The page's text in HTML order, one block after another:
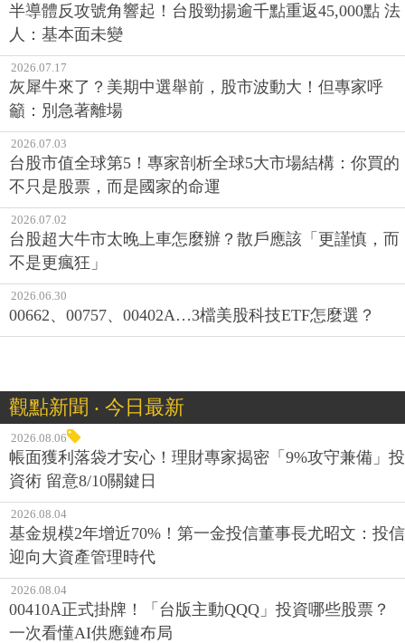
半導體反攻號角響起！台股勁揚逾千點重返45,000點 法
人：基本面未變
2026.07.17
灰犀牛來了？美期中選舉前，股市波動大！但專家呼
籲：別急著離場
2026.07.03
台股市值全球第5！專家剖析全球5大市場結構：你買的
不只是股票，而是國家的命運
2026.07.02
台股超大牛市太晚上車怎麼辦？散戶應該「更謹慎，而
不是更瘋狂」
2026.06.30
00662、00757、00402A…3檔美股科技ETF怎麼選？
觀點新聞 ‧ 今日最新
2026.08.06
帳面獲利落袋才安心！理財專家揭密「9%攻守兼備」投
資術 留意8/10關鍵日
2026.08.04
基金規模2年增近70%！第一金投信董事長尤昭文：投信
迎向大資產管理時代
2026.08.04
00410A正式掛牌！「台版主動QQQ」投資哪些股票？
一次看懂AI供應鏈布局